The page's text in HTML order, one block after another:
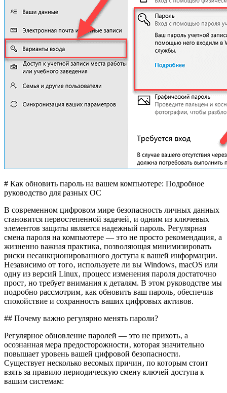
# Как обновить пароль на вашем компьютере: Подробное
руководство для разных ОС
В современном цифровом мире безопасность личных данных
становится первостепенной задачей‚ и одним из ключевых
элементов защиты является надежный пароль. Регулярная
смена пароля на компьютере — это не просто рекомендация‚ а
жизненно важная практика‚ позволяющая минимизировать
риски несанкционированного доступа к вашей информации.
Независимо от того‚ используете ли вы Windows‚ macOS или
одну из версий Linux‚ процесс изменения пароля достаточно
прост‚ но требует внимания к деталям. В этом руководстве мы
подробно рассмотрим‚ как обновить ваш пароль‚ обеспечив
спокойствие и сохранность ваших цифровых активов.
## Почему важно регулярно менять пароли?
Регулярное обновление паролей — это не прихоть‚ а
осознанная мера предосторожности‚ которая значительно
повышает уровень вашей цифровой безопасности.
Существует несколько весомых причин‚ по которым стоит
взять за правило периодическую смену ключей доступа к
вашим системам: